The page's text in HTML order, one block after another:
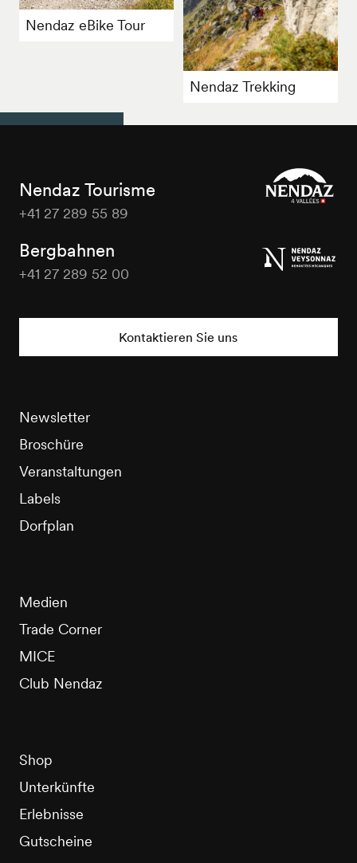
Nendaz eBike Tour
Nendaz Trekking
Nendaz Tourisme
+41 27 289 55 89
Bergbahnen
+41 27 289 52 00
Kontaktieren Sie uns
Newsletter
Broschüre
Veranstaltungen
Labels
Dorfplan
Medien
Trade Corner
MICE
Club Nendaz
Shop
Unterkünfte
Erlebnisse
Gutscheine